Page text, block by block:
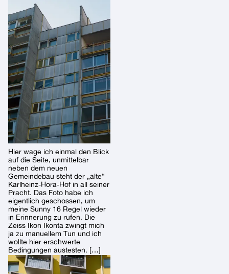
Hier wage ich einmal den Blick
auf die Seite, unmittelbar
neben dem neuen
Gemeindebau steht der „alte“
Karlheinz-Hora-Hof in all seiner
Pracht. Das Foto habe ich
eigentlich geschossen, um
meine Sunny 16 Regel wieder
in Erinnerung zu rufen. Die
Zeiss Ikon Ikonta zwingt mich
ja zu manuellem Tun und ich
wollte hier erschwerte
Bedingungen austesten. […]